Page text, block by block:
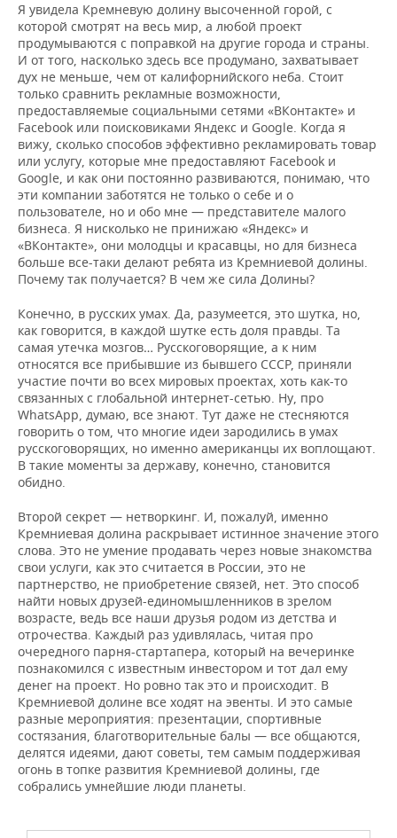
Я увидела Кремневую долину высоченной горой, с
которой смотрят на весь мир, а любой проект
продумываются с поправкой на другие города и страны.
И от того, насколько здесь все продумано, захватывает
дух не меньше, чем от калифорнийского неба. Стоит
только сравнить рекламные возможности,
предоставляемые социальными сетями «ВКонтакте» и
Facebook или поисковиками Яндекс и Google. Когда я
вижу, сколько способов эффективно рекламировать товар
или услугу, которые мне предоставляют Facebook и
Google, и как они постоянно развиваются, понимаю, что
эти компании заботятся не только о себе и о
пользователе, но и обо мне — представителе малого
бизнеса. Я нисколько не принижаю «Яндекс» и
«ВКонтакте», они молодцы и красавцы, но для бизнеса
больше все-таки делают ребята из Кремниевой долины.
Почему так получается? В чем же сила Долины?
Конечно, в русских умах. Да, разумеется, это шутка, но,
как говорится, в каждой шутке есть доля правды. Та
самая утечка мозгов… Русскоговорящие, а к ним
относятся все прибывшие из бывшего СССР, приняли
участие почти во всех мировых проектах, хоть как-то
связанных с глобальной интернет-сетью. Ну, про
WhatsApp, думаю, все знают. Тут даже не стесняются
говорить о том, что многие идеи зародились в умах
русскоговорящих, но именно американцы их воплощают.
В такие моменты за державу, конечно, становится
обидно.
Второй секрет — нетворкинг. И, пожалуй, именно
Кремниевая долина раскрывает истинное значение этого
слова. Это не умение продавать через новые знакомства
свои услуги, как это считается в России, это не
партнерство, не приобретение связей, нет. Это способ
найти новых друзей-единомышленников в зрелом
возрасте, ведь все наши друзья родом из детства и
отрочества. Каждый раз удивлялась, читая про
очередного парня-стартапера, который на вечеринке
познакомился с известным инвестором и тот дал ему
денег на проект. Но ровно так это и происходит. В
Кремниевой долине все ходят на эвенты. И это самые
разные мероприятия: презентации, спортивные
состязания, благотворительные балы — все общаются,
делятся идеями, дают советы, тем самым поддерживая
огонь в топке развития Кремниевой долины, где
собрались умнейшие люди планеты.